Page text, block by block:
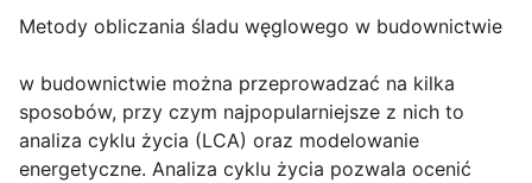
Metody obliczania śladu węglowego w budownictwie
w budownictwie można przeprowadzać na kilka
sposobów, przy czym najpopularniejsze z nich to
analiza cyklu życia (LCA) oraz modelowanie
energetyczne. Analiza cyklu życia pozwala ocenić